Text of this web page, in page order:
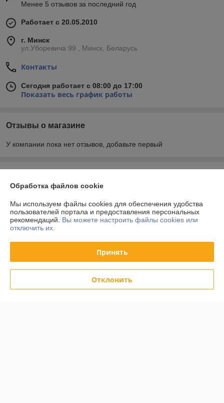
Менее 5 отзывов за последний год
Работает с 20.05.2010
г. Минск
ул.Уборевича 99 , Минск, Беларусь
Контакты
Сегодня работает с 08:00 до 17:00
Показать весь график работы
Отзывы о магазине
У компании пока нет отзывов, добавьте первый
Доставка и оплата
График работы
Полная версия сайта
Политика обработки cookies
Обработка файлов cookie
Мы используем файлы cookies для обеспечения удобства
пользователей портала и предоставления персональных
рекомендаций. Вы можете настроить файлы cookies или
отключить их.
Принять
Отклонить